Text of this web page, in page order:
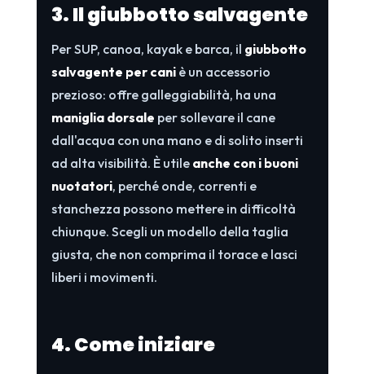
3. Il giubbotto salvagente
Per SUP, canoa, kayak e barca, il giubbotto
salvagente per caniè un accessorio
prezioso: offre galleggiabilità, ha una
maniglia dorsale per sollevare il cane
dall'acqua con una mano e di solito inserti
ad alta visibilità. È utile anche con i buoni
nuotatori, perché onde, correnti e
stanchezza possono mettere in difficoltà
chiunque. Scegli un modello della taglia
giusta, che non comprima il torace e lasci
liberi i movimenti.
4. Come iniziare